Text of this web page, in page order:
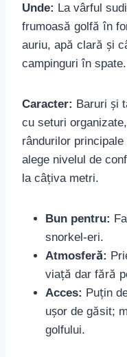
Unde: La vârful
frumoasă golfă în
auriu, apă clară și
campinguri în spate.
Caracter: Baruri și
cu seturi
rândurilor
alege nivelul de
la câțiva metri.
Bun pentru:
snorkel-eri.
Atmosferă:
viață dar fără
Acces: Puțin
ușor de găsit;
golfului.